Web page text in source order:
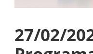
27/02/